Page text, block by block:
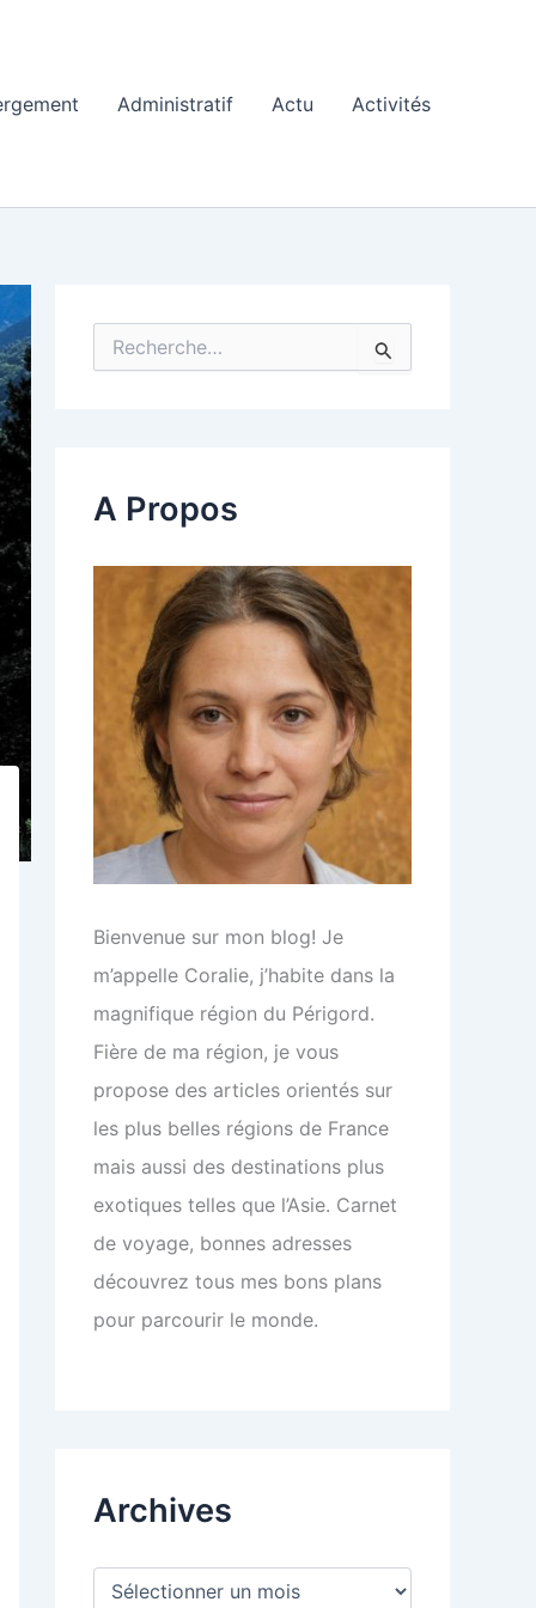
Administratif Actu Activités
h
e
A Propos
Bienvenue sur mon blog! Je
m’appelle Coralie, j’habite dans la
magnifique région du Périgord.
Fière de ma région, je vous
propose des articles orientés sur
les plus belles régions de France
mais aussi des destinations plus
exotiques telles que l’Asie. Carnet
de voyage, bonnes adresses
découvrez tous mes bons plans
pour parcourir le monde.
Archives
A